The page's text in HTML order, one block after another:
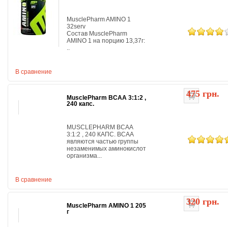
В сравнение
MusclePharm AMINO 1
32serv
Состав MusclePharm
AMINO 1 на порцию 13,37г:
..
475 грн.
В сравнение
MusclePharm BCAA 3:1:2 ,
240 капс.
MUSCLEPHARM BCAA
3:1:2 , 240 КАПС. ВСАА
являются частью группы
незаменимых аминокислот
организма...
320 грн.
MusclePharm AMINO 1 205
г